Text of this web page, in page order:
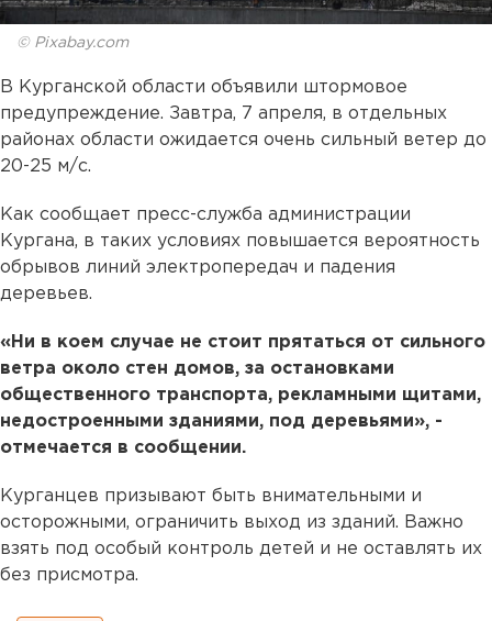
© Pixabay.com
В Курганской области объявили штормовое
предупреждение. Завтра, 7 апреля, в отдельных
районах области ожидается очень сильный ветер до
20-25 м/с.
Как сообщает пресс-служба администрации
Кургана, в таких условиях повышается вероятность
обрывов линий электропередач и падения
деревьев.
«Ни в коем случае не стоит прятаться от сильного
ветра около стен домов, за остановками
общественного транспорта, рекламными щитами,
недостроенными зданиями, под деревьями», -
отмечается в сообщении.
Курганцев призывают быть внимательными и
осторожными, ограничить выход из зданий. Важно
взять под особый контроль детей и не оставлять их
без присмотра.